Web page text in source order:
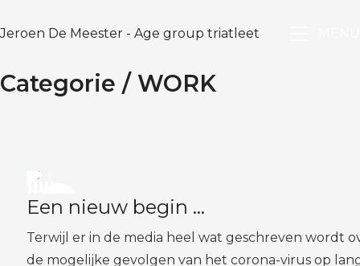
Jeroen De Meester - Age group triatleet
Categorie / WORK
Video
loading.
Video
Een nieuw begin …
Terwijl er in de media heel wat geschreven wordt
de mogelijke gevolgen van het corona-virus op